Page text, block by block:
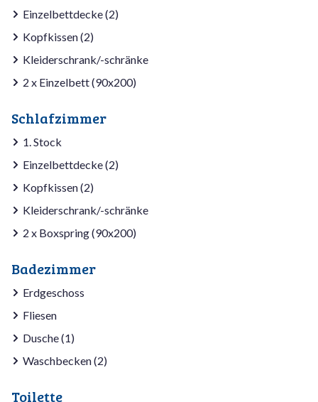
Einzelbettdecke (2)
Kopfkissen (2)
Kleiderschrank/-schränke
2 x Einzelbett (90x200)
Schlafzimmer
1. Stock
Einzelbettdecke (2)
Kopfkissen (2)
Kleiderschrank/-schränke
2 x Boxspring (90x200)
Badezimmer
Erdgeschoss
Fliesen
Dusche (1)
Waschbecken (2)
Toilette